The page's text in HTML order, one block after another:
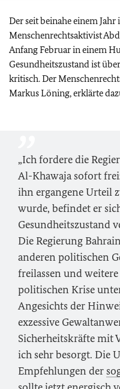
Der seit beinahe einem
Menschenrechtsaktivist
Anfang Februar in einem
Gesundheitszustand ist
kritisch. Der
Markus Löning, erklärte
„Ich fordere die
Al-Khawaja sofort
ihn ergangene Urteil
wurde, befindet er
Gesundheitszustand
Die Regierung
anderen politischen
freilassen und
politischen Krise
Angesichts der
exzessive
Sicherheitskräfte mit
ich sehr besorgt. Die
Empfehlungen der